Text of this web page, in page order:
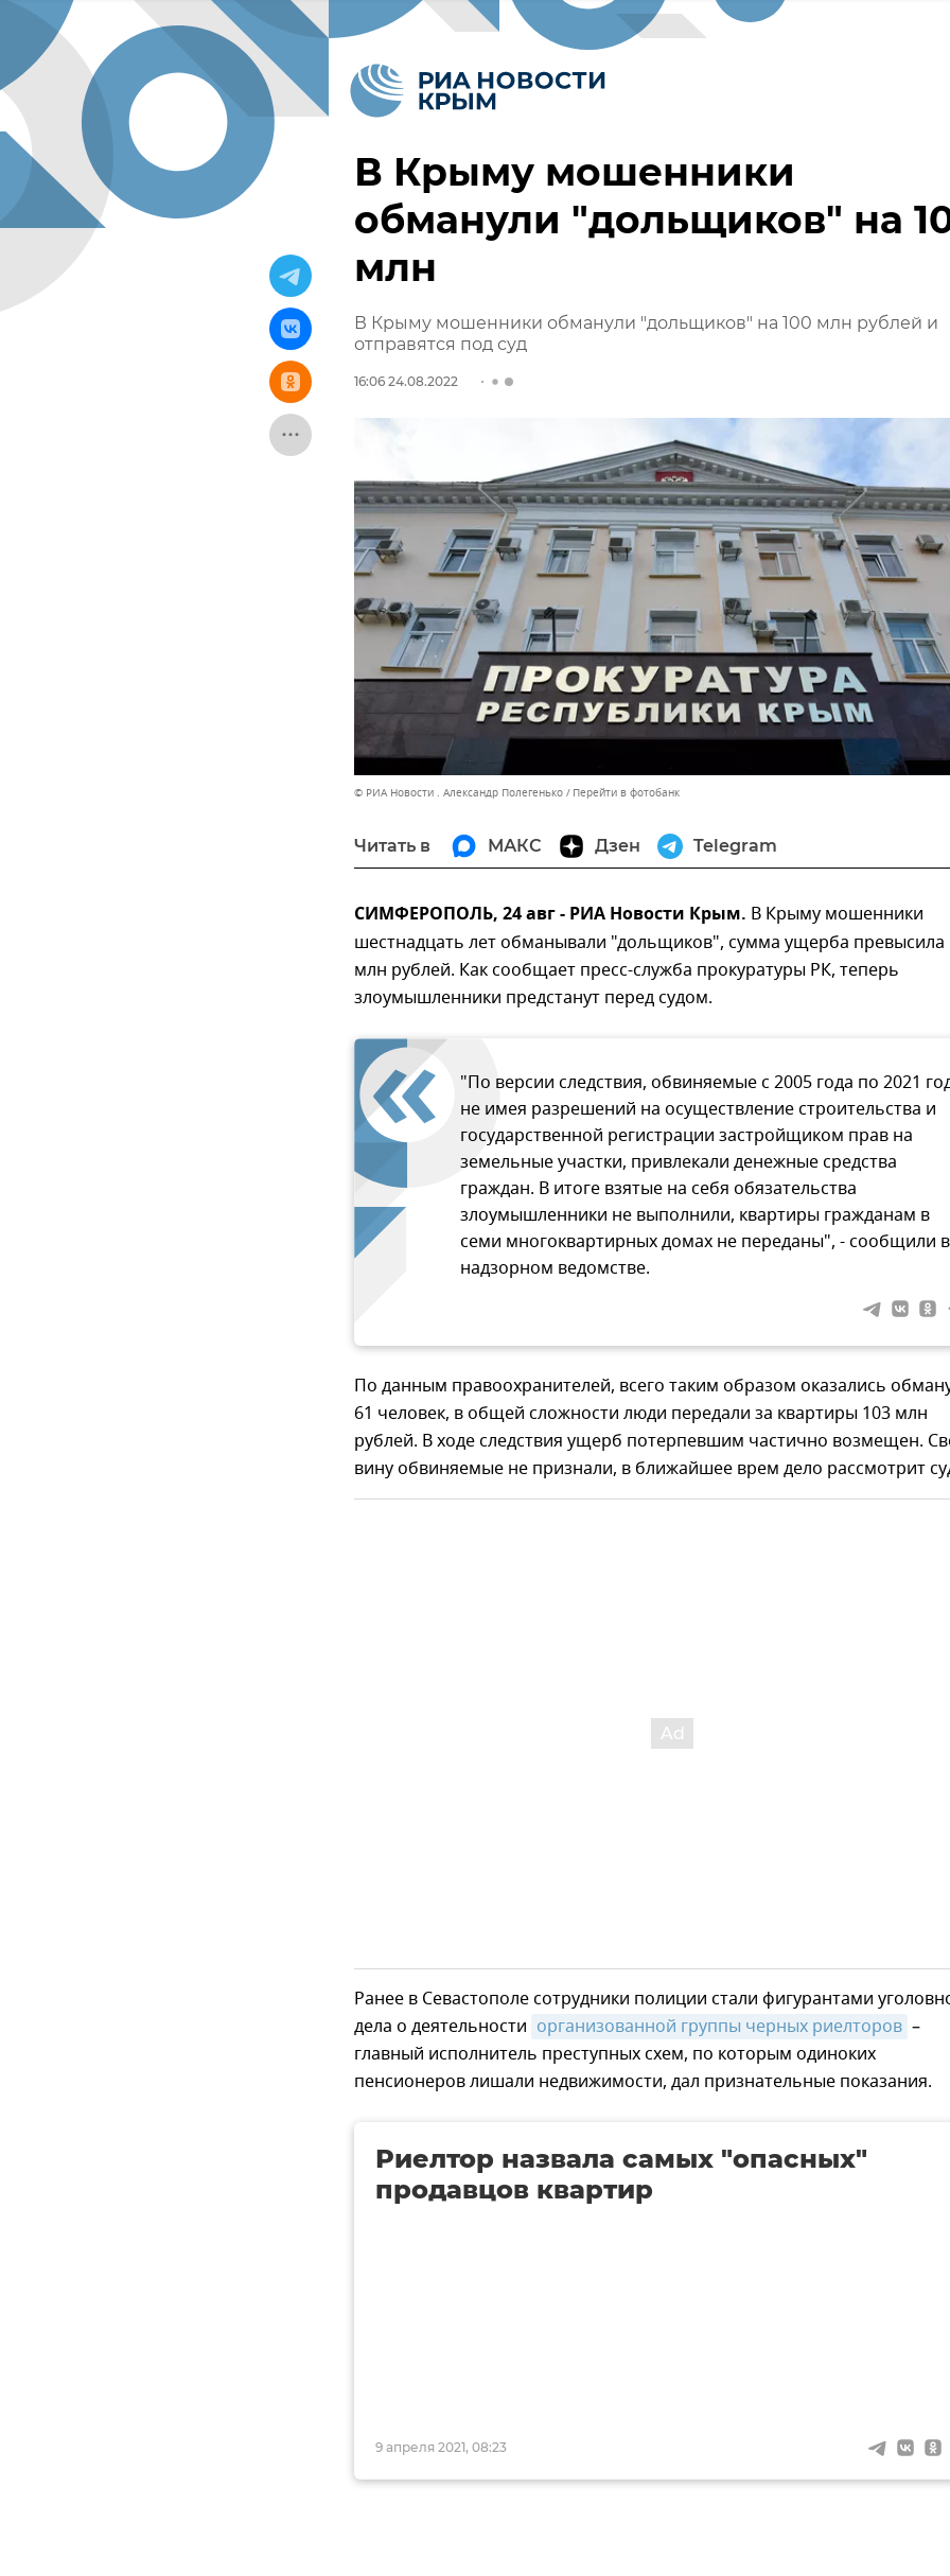
В Крыму мошенники
обманули "дольщиков" на
млн
В Крыму мошенники обманули "дольщиков" на 100 млн рублей и
отправятся под суд
16:06 24.08.2022
© РИА Новости . Александр Полегенько Перейти в фотобанк
Читать в МАКС Дзен Telegram
СИМФЕРОПОЛЬ, 24 авг - РИА Новости Крым. В Крыму мошенники
шестнадцать лет обманывали "дольщиков", сумма ущерба превысила
млн рублей. Как сообщает пресс-служба прокуратуры РК, теперь
злоумышленники предстанут перед судом.
"По версии следствия, обвиняемые с 2005 года по 2021
не имея разрешений на осуществление строительства и
государственной регистрации застройщиком прав на
земельные участки, привлекали денежные средства
граждан. В итоге взятые на себя обязательства
злоумышленники не выполнили, квартиры гражданам в
семи многоквартирных домах не переданы", - сообщили в
надзорном ведомстве.
По данным правоохранителей, всего таким образом оказались
61 человек, в общей сложности люди передали за квартиры 103 млн
рублей. В ходе следствия ущерб потерпевшим частично возмещен.
вину обвиняемые не признали, в ближайшее врем дело рассмотрит
Ранее в Севастополе сотрудники полиции стали фигурантами
дела о деятельности организованной группы черных риелторов –
главный исполнитель преступных схем, по которым одиноких
пенсионеров лишали недвижимости, дал признательные показания.
9 апреля 2021, 08:23
Риелтор назвала самых "опасных"
продавцов квартир